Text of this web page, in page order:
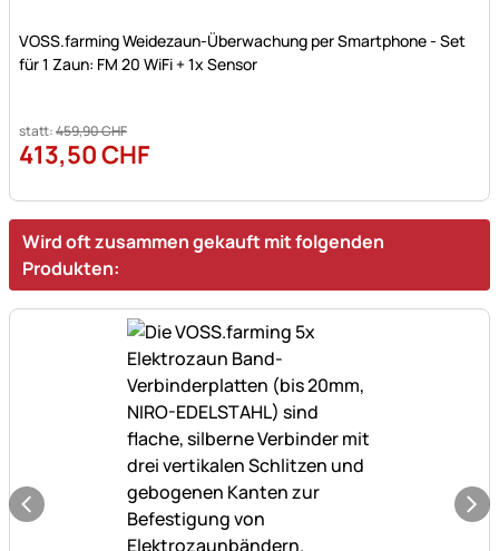
Noch keine Bewertungen abgegeben
VOSS.farming Weidezaun-Überwachung per Smartphone - Set
für 1 Zaun: FM 20 WiFi + 1x Sensor
statt:459,90CHF
413,50CHF
Wird oft zusammen gekauft mit folgenden
Produkten: